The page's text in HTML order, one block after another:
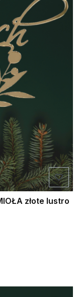
JEMIOŁA złote lustro